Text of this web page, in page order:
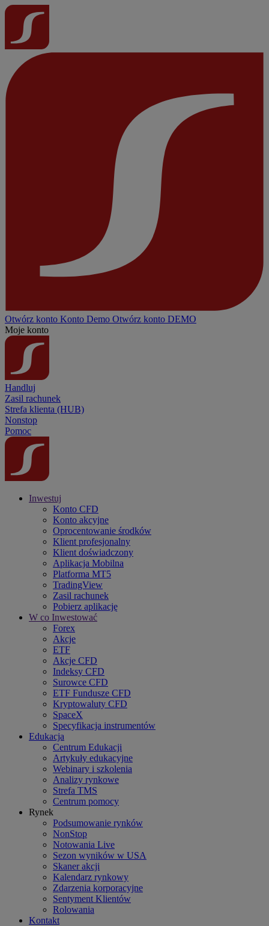
Otwórz konto Konto Demo Otwórz konto DEMO
Moje konto
Handluj
Zasil rachunek
Strefa klienta (HUB)
Nonstop
Pomoc
Inwestuj
Konto CFD
Konto akcyjne
Oprocentowanie środków
Klient profesjonalny
Klient doświadczony
Aplikacja Mobilna
Platforma MT5
TradingView
Zasil rachunek
Pobierz aplikację
W co Inwestować
Forex
Akcje
ETF
Akcje CFD
Indeksy CFD
Surowce CFD
ETF Fundusze CFD
Kryptowaluty CFD
SpaceX
Specyfikacja instrumentów
Edukacja
Centrum Edukacji
Artykuły edukacyjne
Webinary i szkolenia
Analizy rynkowe
Strefa TMS
Centrum pomocy
Rynek
Podsumowanie rynków
NonStop
Notowania Live
Sezon wyników w USA
Skaner akcji
Kalendarz rynkowy
Zdarzenia korporacyjne
Sentyment Klientów
Rolowania
Kontakt